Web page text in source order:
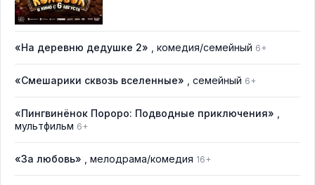
«На деревню дедушке 2» , комедия/семейный 6+
«Смешарики сквозь вселенные» , семейный 6+
«Пингвинёнок Пороро: Подводные приключения» ,
мультфильм 6+
«За любовь» , мелодрама/комедия 16+